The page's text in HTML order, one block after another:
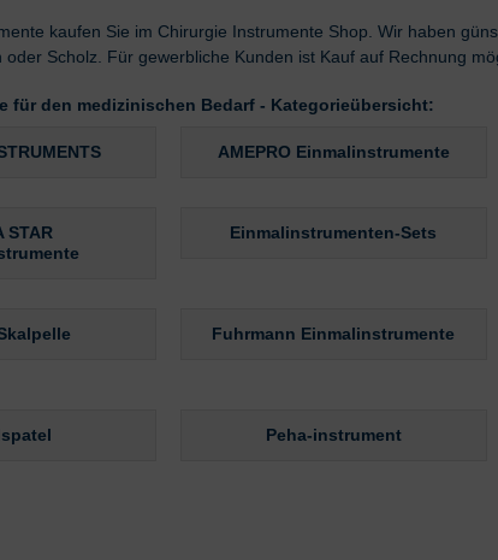
kaufen Sie im Chirurgie Instrumente Shop. Wir haben
Scholz. Für gewerbliche Kunden ist Kauf auf Rechnung
für den medizinischen Bedarf - Kategorieübersicht:
AMEPRO Einmalinstrumente
STAR
Einmalinstrumenten-Sets
Fuhrmann Einmalinstrumente
Peha-instrument